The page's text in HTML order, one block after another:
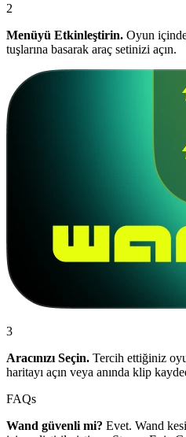
2
Menüyü Etkinleştirin. Oyun
tuşlarına basarak araç setinizi açın.
3
Aracınızı Seçin. Tercih ettiğiniz
haritayı açın veya anında klip
FAQs
Wand güvenli mi? Evet. Wand